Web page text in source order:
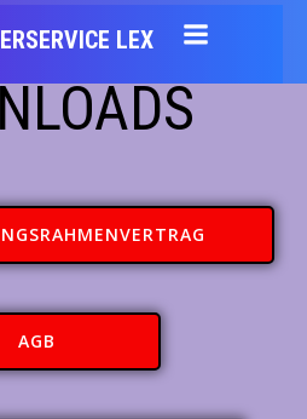
Zum
Inhalt
springen
LEX
AGB